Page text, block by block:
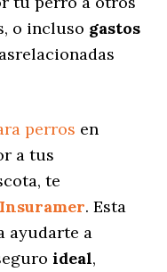
o incluso gastos
perros en
a tus
te
Insuramer. Esta
ayudarte a
ideal,